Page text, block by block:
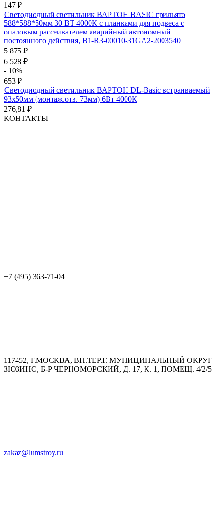
147 ₽
Светодиодный светильник ВАРТОН BASIC грильято
588*588*50мм 30 ВТ 4000К с планками для подвеса с
опаловым рассеивателем аварийный автономный
постоянного действия, B1-R3-00010-31GA2-2003540
5 875 ₽
6 528 ₽
- 10%
653 ₽
Светодиодный светильник ВАРТОН DL-Basic встраиваемый
93х50мм (монтаж.отв. 73мм) 6Вт 4000К
276,81 ₽
КОНТАКТЫ
+7 (495) 363-71-04
117452, Г.МОСКВА, ВН.ТЕР.Г. МУНИЦИПАЛЬНЫЙ ОКРУГ
ЗЮЗИНО, Б-Р ЧЕРНОМОРСКИЙ, Д. 17, К. 1, ПОМЕЩ. 4/2/5
zakaz@lumstroy.ru